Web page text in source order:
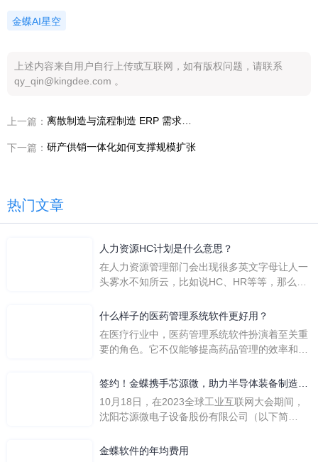
金蝶AI星空
上述内容来自用户自行上传或互联网，如有版权问题，请联系
qy_qin@kingdee.com 。
上一篇： 离散制造与流程制造 ERP 需求有何不同
下一篇： 研产供销一体化如何支撑规模扩张
热门文章
人力资源HC计划是什么意思？
在人力资源管理部门会出现很多英文字母让人一
头雾水不知所云，比如说HC、HR等等，那么它
么呢？
什么样子的医药管理系统软件更好用？
在医疗行业中，医药管理系统软件扮演着至关重
要的角色。它不仅能够提高药品管理的效率和准
一个好用的医药管理系统软件应具备以下特点。
首先，系统的界面应直观易用，允许用户无障碍
地进行操作。 复杂的
签约！金蝶携手芯源微，助力半导体装备制造领
先企业迈向世界
10月18日，在2023全球工业互联网大会期间，
沈阳芯源微电子设备股份有限公司（以下简
下简称“金蝶”）在辽宁沈阳签署战略合作协议。
金蝶软件的年均费用